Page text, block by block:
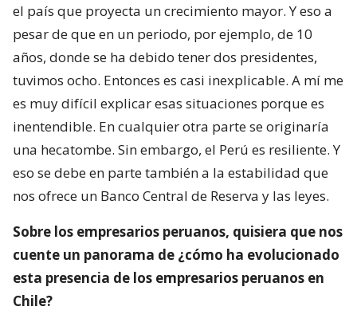
el país que proyecta un crecimiento mayor. Y eso a
pesar de que en un periodo, por ejemplo, de 10
años, donde se ha debido tener dos presidentes,
tuvimos ocho. Entonces es casi inexplicable. A mí me
es muy difícil explicar esas situaciones porque es
inentendible. En cualquier otra parte se originaría
una hecatombe. Sin embargo, el Perú es resiliente. Y
eso se debe en parte también a la estabilidad que
nos ofrece un Banco Central de Reserva y las leyes.
Sobre los empresarios peruanos, quisiera que nos
cuente un panorama de ¿cómo ha evolucionado
esta presencia de los empresarios peruanos en
Chile?